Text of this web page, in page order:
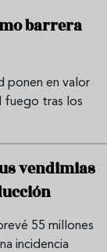
barrera
ponen en valor
fuego tras los
vendimias
55 millones
incidencia